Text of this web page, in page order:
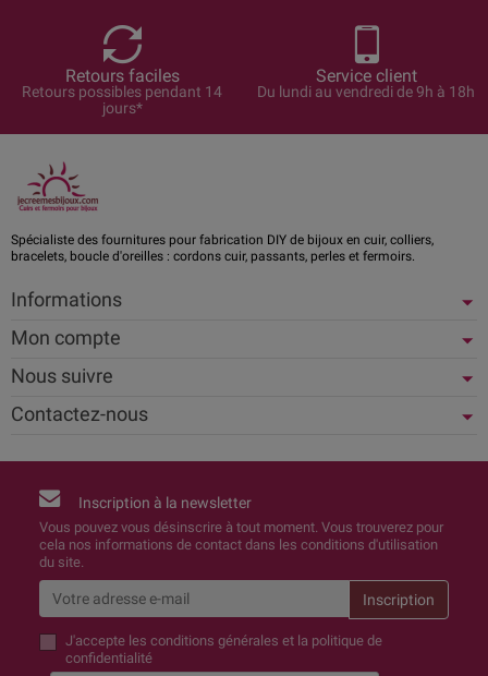
Retours faciles
Retours possibles pendant 14
jours*
Service client
Du lundi au vendredi de 9h à 18h
Spécialiste des fournitures pour fabrication DIY de bijoux en cuir, colliers,
bracelets, boucle d'oreilles : cordons cuir, passants, perles et fermoirs.
Informations
Mon compte
Nous suivre
Contactez-nous
Inscription à la newsletter
Vous pouvez vous désinscrire à tout moment. Vous trouverez pour
cela nos informations de contact dans les conditions d'utilisation
du site.
J'accepte les conditions générales et la politique de
confidentialité